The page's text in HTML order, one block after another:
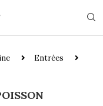
Entrées